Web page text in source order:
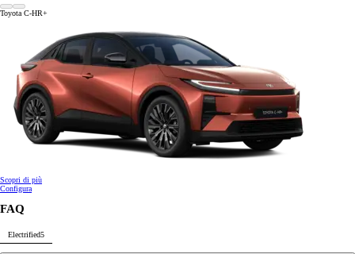
Toyota C-HR+
Scopri di più
Configura
FAQ
Electrified5